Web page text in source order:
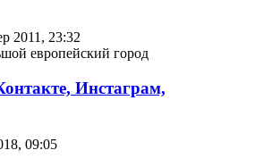
2011, 23:32
европейский город
Инстаграм,
09:05